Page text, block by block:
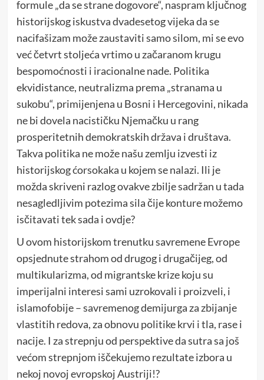
formule „da se strane dogovore“, naspram ključnog
historijskog iskustva dvadesetog vijeka da se
nacifašizam može zaustaviti samo silom, mi se evo
već četvrt stoljeća vrtimo u začaranom krugu
bespomoćnosti i iracionalne nade. Politika
ekvidistance, neutralizma prema „stranama u
sukobu“, primijenjena u Bosni i Hercegovini, nikada
ne bi dovela nacističku Njemačku u rang
prosperitetnih demokratskih država i društava.
Takva politika ne može našu zemlju izvesti iz
historijskog ćorsokaka u kojem se nalazi. Ili je
možda skriveni razlog ovakve zbilje sadržan u tada
nesagledljivim potezima sila čije konture možemo
isčitavati tek sada i ovdje?
U ovom historijskom trenutku savremene Evrope
opsjednute strahom od drugog i drugačijeg, od
multikularizma, od migrantske krize koju su
imperijalni interesi sami uzrokovali i proizveli, i
islamofobije – savremenog demijurga za zbijanje
vlastitih redova, za obnovu politike krvi i tla, rase i
nacije. I za strepnju od perspektive da sutra sa još
većom strepnjom iščekujemo rezultate izbora u
nekoj novoj evropskoj Austriji!?